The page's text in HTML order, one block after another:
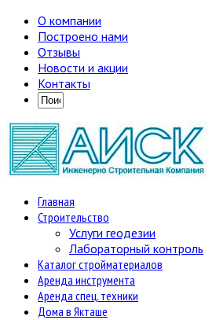
О компании
Построено нами
Отзывы
Новости и акции
Контакты
Главная
Строительство
Услуги геодезии
Лабораторный контроль
Каталог стройматериалов
Аренда инструмента
Аренда спец. техники
Дома в Якташе